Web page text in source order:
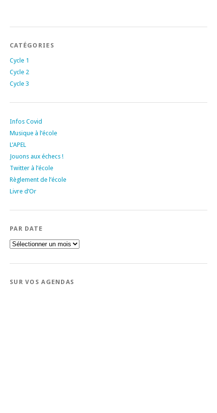
CATÉGORIES
Cycle 1
Cycle 2
Cycle 3
Infos Covid
Musique à l’école
L’APEL
Jouons aux échecs !
Twitter à l’école
Règlement de l’école
Livre d’Or
PAR DATE
Par
date
SUR VOS AGENDAS